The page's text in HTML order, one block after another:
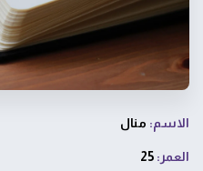
الاسم: منال
العمر: